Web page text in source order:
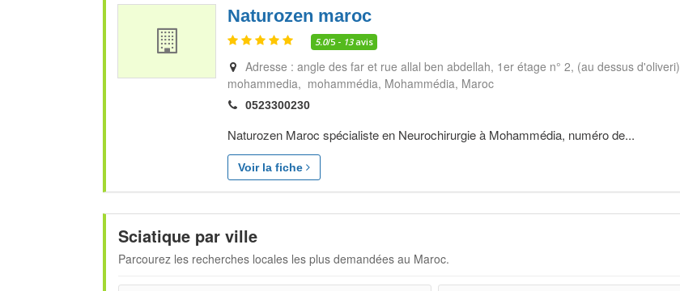
Naturozen maroc
5.0/5 - 13avis
Adresse : angle des far et rue allal ben abdellah, 1er étage n° 2, (au dessus d'oliveri)
mohammedia, mohammédia Mohammédia Maroc
0523300230
Naturozen Maroc spécialiste en Neurochirurgie à Mohammédia, numéro de...
Voir la fiche
Sciatique par ville
Parcourez les recherches locales les plus demandées au Maroc.